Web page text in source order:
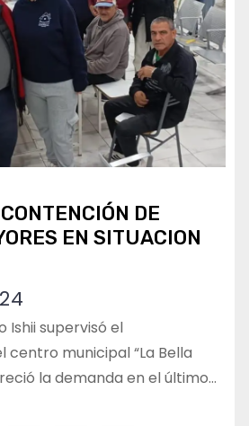
DE
EN SITUACION
Ishii supervisó el
centro municipal “La Bella
la demanda en el último…